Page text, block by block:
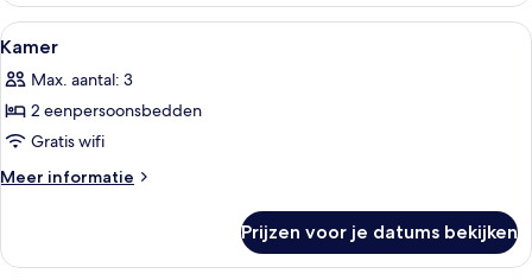
Alle
foto's
voor
Kamer
laden
Een hotelkamer met een bed, een
4
Kamer
Max. aantal: 3
2 eenpersoonsbedden
Gratis wifi
Meer informatie
Meer
Prijzen voor je datums bekijken